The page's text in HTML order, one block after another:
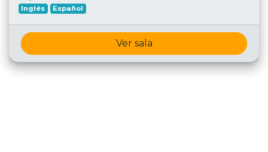
Inglés Español
Ver sala